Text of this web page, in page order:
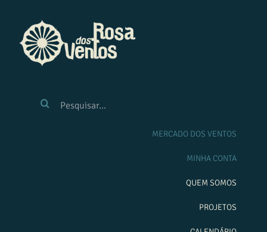
conteúdo
RESULTADOS
MERCADO DOS VENTOS
MINHA CONTA
QUEM SOMOS
PROJETOS